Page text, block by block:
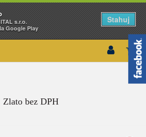
s.r.o.
Google Play
Stahuj
Zlato bez DPH